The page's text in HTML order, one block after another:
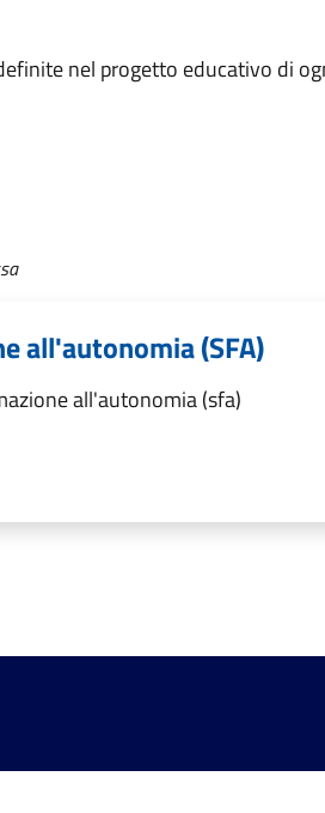
nel progetto educativo di
all'autonomia (SFA)
all'autonomia (sfa)